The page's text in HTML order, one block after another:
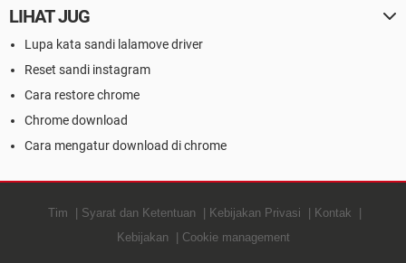
LIHAT JUG
Lupa kata sandi lalamove driver
Reset sandi instagram
Cara restore chrome
Chrome download
Cara mengatur download di chrome
Tim Syarat dan Ketentuan Kebijakan Privasi
Kontak
Kebijakan
Cookie management